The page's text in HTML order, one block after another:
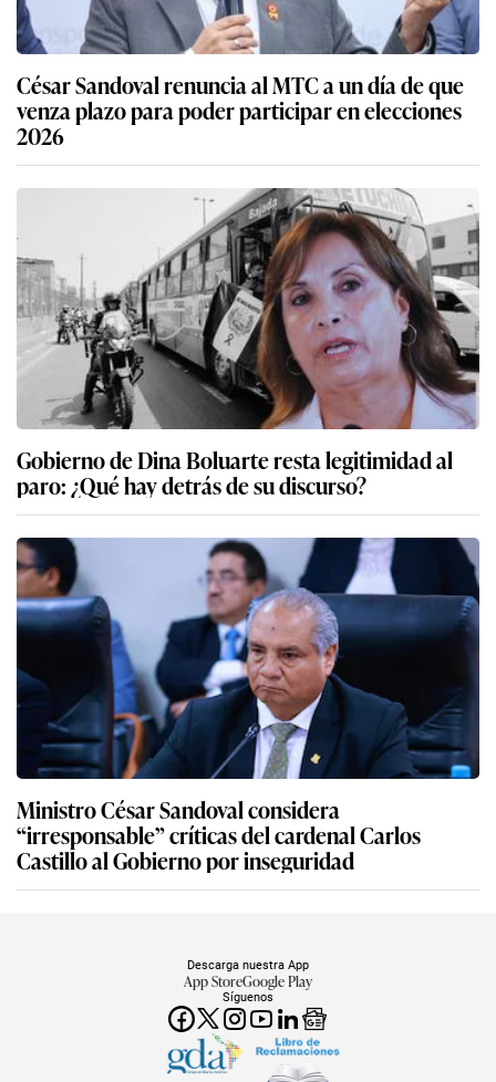
César Sandoval renuncia al MTC a un día de que
venza plazo para poder participar en elecciones
2026
Gobierno de Dina Boluarte resta legitimidad al
paro: ¿Qué hay detrás de su discurso?
Ministro César Sandoval considera
“irresponsable” críticas del cardenal Carlos
Castillo al Gobierno por inseguridad
Síguenos
Descarga nuestra App
App StoreGoogle Play